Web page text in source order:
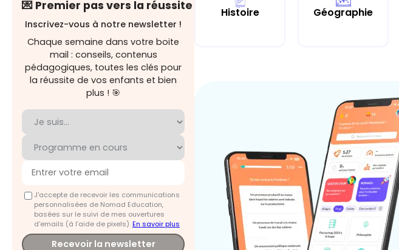
💌 Premier pas vers la réussite
Inscrivez-vous à notre newsletter !
Chaque semaine dans votre boite
mail : conseils, contenus
pédagogiques, toutes les clés pour
la réussite de vos enfants et bien
plus ! 🎯
J'accepte de recevoir les communications
personnalisées de Nomad Education,
basées sur le suivi de mes ouvertures
d'emails (à l’aide de pixels).En savoir plus
Recevoir la newsletter
Histoire Géographie